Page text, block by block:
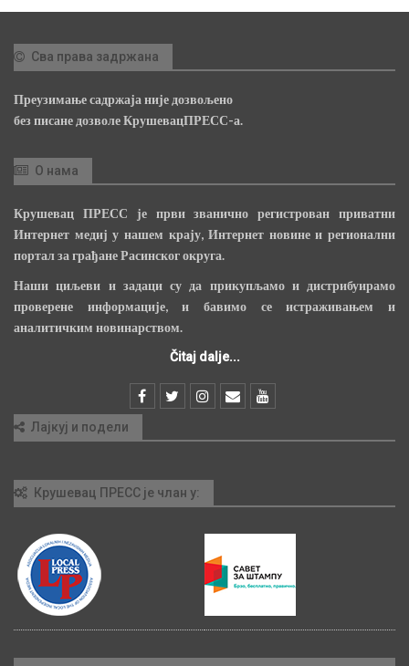
Сва права задржана
Преузимање садржаја није дозвољено
без писане дозволе КрушевацПРЕСС-а.
О нама
Крушевац ПРЕСС је први званично регистрован приватни
Интернет медиј у нашем крају, Интернет новине и регионални
портал за грађане Расинског округа.
Наши циљеви и задаци су да прикупљамо и дистрибуирамо
проверене информације, и бавимо се истраживањем и
аналитичким новинарством.
Čitaj dalje...
Лајкуј и подели
Крушевац ПРЕСС је члан у: